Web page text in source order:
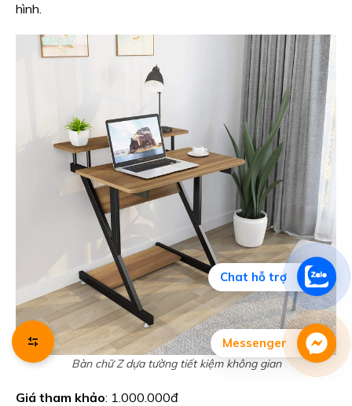
hình.
Bàn chữ Z dựa tường tiết kiệm không gian
Giá tham khảo: 1.000.000đ
Chat hỗ trợ
Messenger